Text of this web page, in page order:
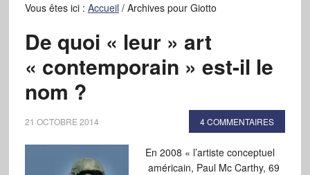
Vous êtes ici : Accueil /Archives pour Giotto
De quoi « leur » art
« contemporain » est-il le
nom ?
21 OCTOBRE 2014 4 COMMENTAIRES
En 2008 « l’artiste conceptuel
américain, Paul Mc Carthy, 69